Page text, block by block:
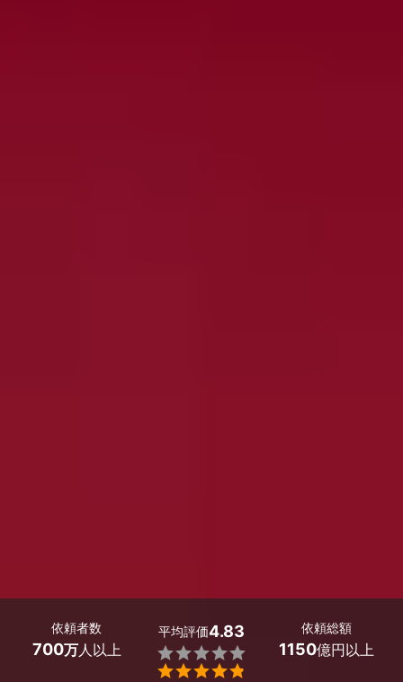
依頼者数
700万人以上
平均評価4.83


依頼総額
1150億円以上